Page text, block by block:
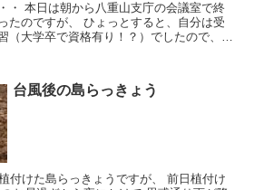
・ 本日は朝から八重山支庁の会議室で終
たのですが、 ひょっとすると、自分は受
（大学卒で資格有り！？）でしたので、
台風後の島らっきょう
付けた島らっきょうですが、 前日植付け